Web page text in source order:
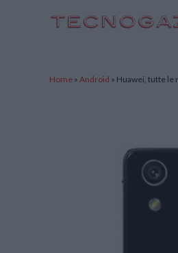
Home » Android » Huawei, tutte le